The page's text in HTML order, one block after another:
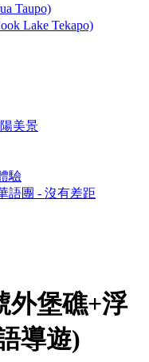
Taupo)
Lake Tekapo)
美景
驗
語團 - 沒有差距
外堡礁+浮
導遊)